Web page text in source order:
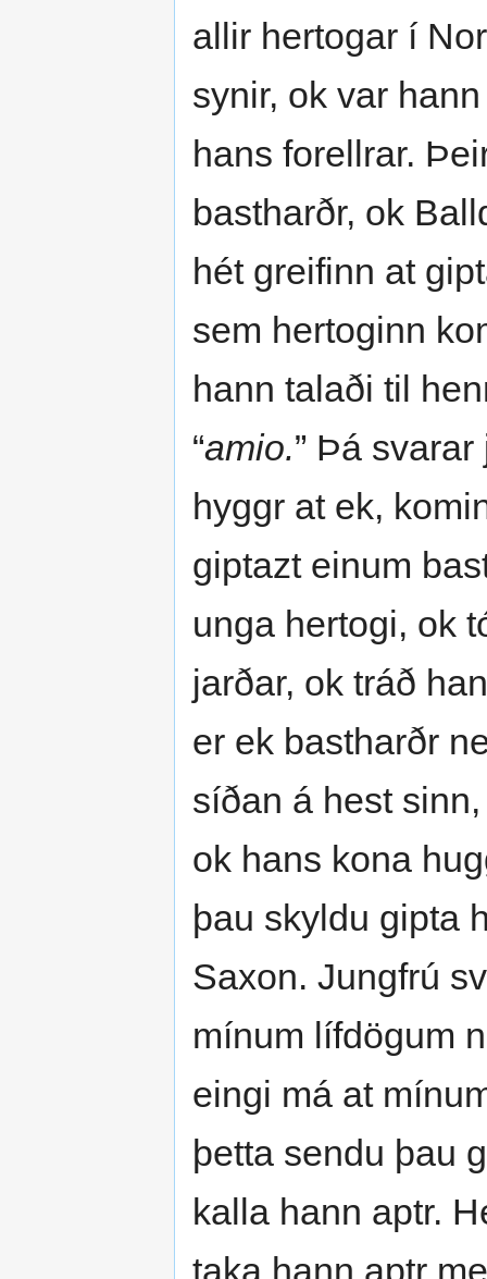
allir hertogar í
synir, ok var
hans forellrar.
bastharðr, ok
hét greifinn at
sem hertoginn
hann talaði til
“amio.” Þá
hyggr at ek,
giptazt einum
unga hertogi, ok
jarðar, ok tráð
er ek bastharðr
síðan á hest
ok hans kona
þau skyldu gipta
Saxon. Jungfrú
mínum lífdögum
eingi má at
þetta sendu þau
kalla hann aptr.